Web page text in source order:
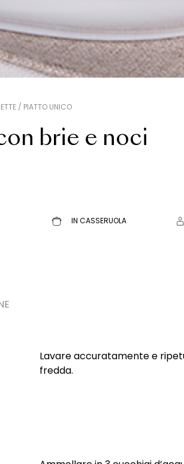
/ PIATTO UNICO
brie e noci
IN CASSERUOLA
Lavare accuratamente e
fredda.